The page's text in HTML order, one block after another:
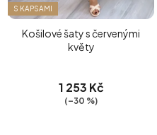
S KAPSAMI
Košilové šaty s červenými
květy
1 253 Kč
(–30 %)